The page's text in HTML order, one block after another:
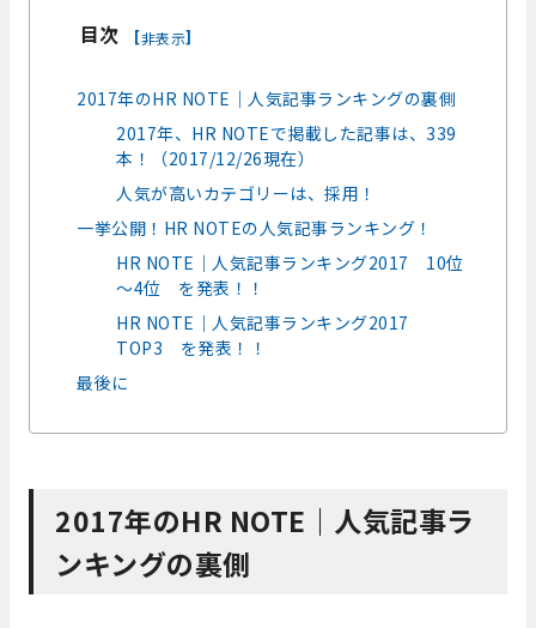
目次 [非表示]
2017年のHR NOTE｜人気記事ランキングの裏側
2017年、HR NOTEで掲載した記事は、339
本！（2017/12/26現在）
人気が高いカテゴリーは、採用！
一挙公開！HR NOTEの人気記事ランキング！
HR NOTE｜人気記事ランキング2017 10位
～4位 を発表！！
HR NOTE｜人気記事ランキング2017
TOP3 を発表！！
最後に
2017年のHR NOTE｜人気記事ラ
ンキングの裏側